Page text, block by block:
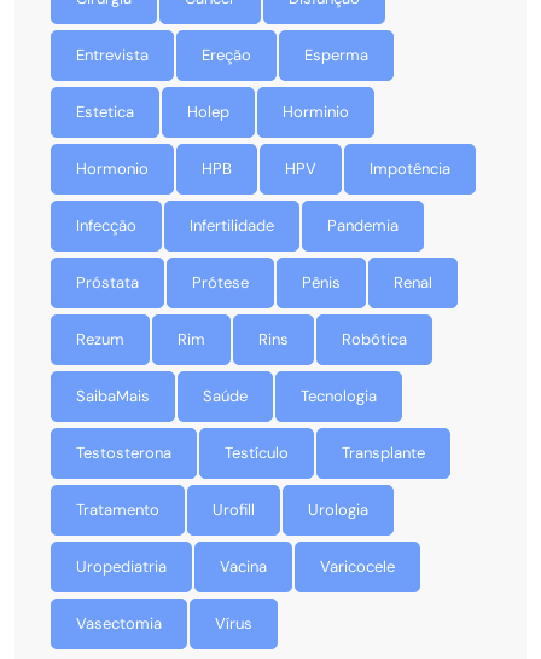
Entrevista Ereção Esperma
Estetica Holep Horminio
Hormonio HPB HPV Impotência
Infecção Infertilidade Pandemia
Próstata Prótese Pênis Renal
Rezum Rim Rins Robótica
SaibaMais Saúde Tecnologia
Testosterona Testículo Transplante
Tratamento Urofill Urologia
Uropediatria Vacina Varicocele
Vasectomia Vírus